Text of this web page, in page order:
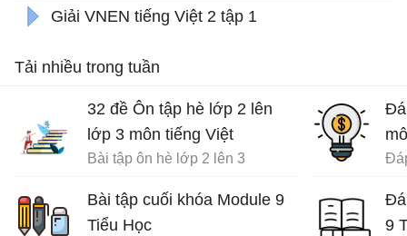
Giải VNEN tiếng Việt 2 tập 1
Tải nhiều trong tuần
32 đề Ôn tập hè lớp 2 lên
lớp 3 môn tiếng Việt
Bài tập ôn hè lớp 2 lên 3
Bài tập cuối khóa Module 9
Tiểu Học
9